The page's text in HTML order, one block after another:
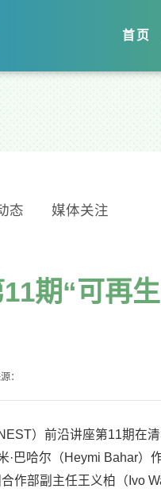
首页
态 媒体关注
期“可再
：
）前沿讲座第11期在
·巴哈尔（Heymi Bahar
作部副主任王义柏（Ivo